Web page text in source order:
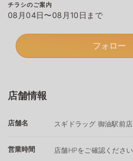
チラシのご案内
08月04日〜08月10日まで
フォロー
店舗情報
店舗名 スギドラッグ 御油駅前店
営業時間 店舗HPをご確認ください